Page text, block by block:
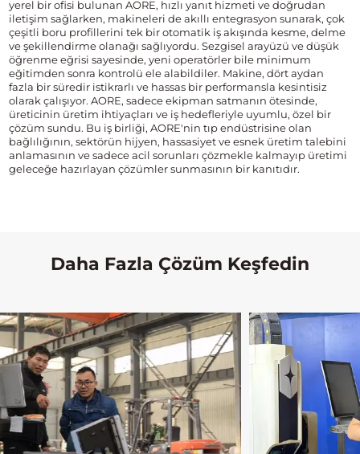
yerel bir ofisi bulunan AORE, hızlı yanıt hizmeti ve doğrudan
iletişim sağlarken, makineleri de akıllı entegrasyon sunarak, çok
çeşitli boru profillerini tek bir otomatik iş akışında kesme, delme
ve şekillendirme olanağı sağlıyordu. Sezgisel arayüzü ve düşük
öğrenme eğrisi sayesinde, yeni operatörler bile minimum
eğitimden sonra kontrolü ele alabildiler. Makine, dört aydan
fazla bir süredir istikrarlı ve hassas bir performansla kesintisiz
olarak çalışıyor. AORE, sadece ekipman satmanın ötesinde,
üreticinin üretim ihtiyaçları ve iş hedefleriyle uyumlu, özel bir
çözüm sundu. Bu iş birliği, AORE'nin tıp endüstrisine olan
bağlılığının, sektörün hijyen, hassasiyet ve esnek üretim talebini
anlamasının ve sadece acil sorunları çözmekle kalmayıp üretimi
geleceğe hazırlayan çözümler sunmasının bir kanıtıdır.
Daha Fazla Çözüm Keşfedin